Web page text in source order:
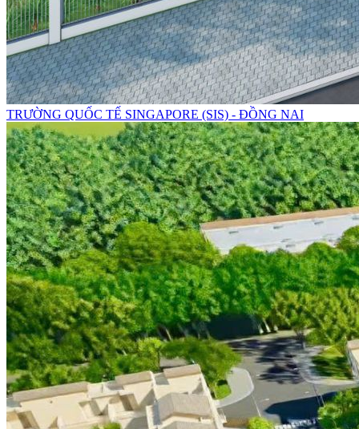
TRƯỜNG QUỐC TẾ SINGAPORE (SIS) - ĐỒNG NAI